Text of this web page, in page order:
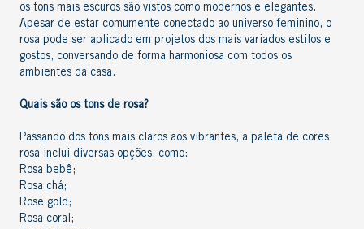
os tons mais escuros são vistos como modernos e elegantes.
Apesar de estar comumente conectado ao universo feminino, o
rosa pode ser aplicado em projetos dos mais variados estilos e
gostos, conversando de forma harmoniosa com todos os
ambientes da casa.
Quais são os tons de rosa?
Passando dos tons mais claros aos vibrantes, a paleta de cores
rosa inclui diversas opções, como:
Rosa bebê;
Rosa chá;
Rose gold;
Rosa coral;